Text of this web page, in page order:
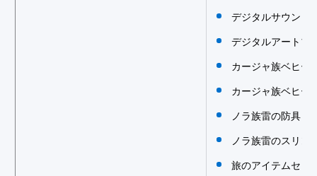
デジタルサウンド
デジタルアートブ
カージャ族ベヒー
カージャ族ベヒー
ノラ族雷の防具（
ノラ族雷のスリン
旅のアイテムセッ